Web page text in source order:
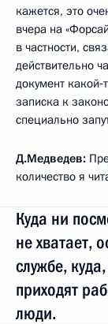
кажется, это
вчера на
в частности,
действительно
документ
записка к
специально
Д.Медведев:
количество я
Куда ни
не хватает,
службе,
приходят
люди.